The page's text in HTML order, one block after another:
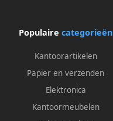
Populaire categorieën
Kantoorartikelen
Papier en verzenden
Elektronica
Kantoormeubelen